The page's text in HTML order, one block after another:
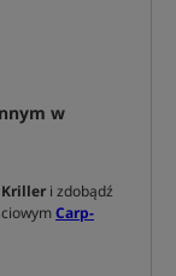
w
Kriller i zdobądź
Carp-